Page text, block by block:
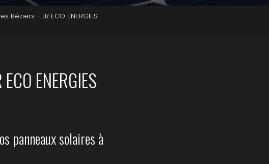
- LR ECO ENERGIES
ENERGIES
panneaux solaires à